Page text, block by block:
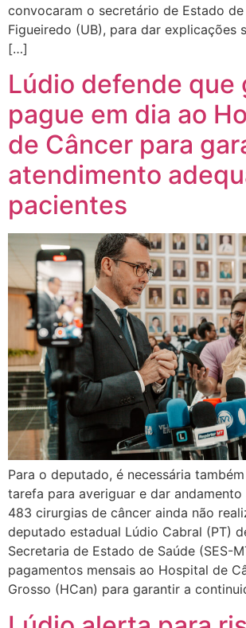
convocaram o secretário de Estado
Figueiredo (UB), para dar explicações
[…]
Lúdio defende que
pague em dia ao
de Câncer para
atendimento
pacientes
Para o deputado, é necessária
tarefa para averiguar e dar
483 cirurgias de câncer ainda não
deputado estadual Lúdio Cabral (PT)
Secretaria de Estado de Saúde (SES-
pagamentos mensais ao Hospital de
Grosso (HCan) para garantir a